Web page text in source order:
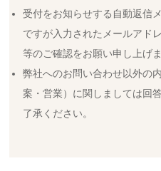
受付をお知らせする自動返信
ですが入力されたメールアド
等のご確認をお願い申し上げま
弊社へのお問い合わせ以外の
案・営業）に関しましては回
了承ください。